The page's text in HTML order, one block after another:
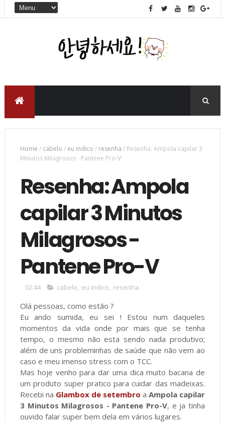
Home / cabelo / eu indico / resenha / Resenha: Ampola capilar 3
Minutos Milagrosos - Pantene Pro-V
Resenha: Ampola
capilar 3 Minutos
Milagrosos -
Pantene Pro-V
02:44 cabelo, eu indico, resenha
Olá pessoas, como estão ?
Eu ando sumida, eu sei ! Estou num daqueles
momentos da vida onde por mais que se tenha
tempo, o mesmo não esta sendo nada produtivo;
além de uns probleminhas de saúde que não vem ao
caso e meu imenso stress com o TCC.
Mas hoje venho para dar uma dica muito bacana de
um produto super pratico para cuidar das madeixas.
Recebi na Glambox de setembro aAmpola capilar
3 Minutos Milagrosos - Pantene Pro-V, e ja tinha
ouvido falar super bem dela em vários lugares.